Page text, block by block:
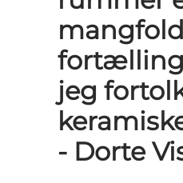
jeg
- Dorte